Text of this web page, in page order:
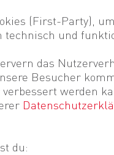
(First-Party),
technisch und
das
Besucher
werden
du: